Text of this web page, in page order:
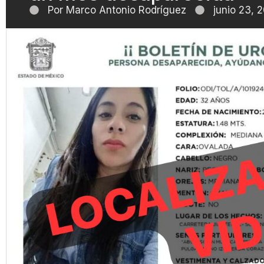
Por Marco Antonio Rodríguez junio 23,